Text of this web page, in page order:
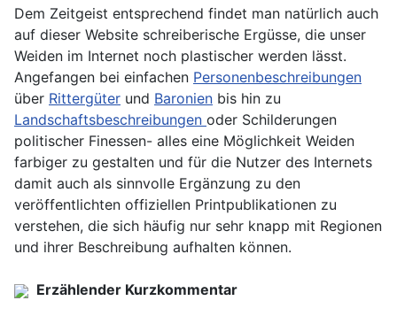
Dem Zeitgeist entsprechend findet man natürlich auch
auf dieser Website schreiberische Ergüsse, die unser
Weiden im Internet noch plastischer werden lässt.
Angefangen bei einfachen Personenbeschreibungen
über Rittergüter und Baronien bis hin zu
Landschaftsbeschreibungen oder Schilderungen
politischer Finessen- alles eine Möglichkeit Weiden
farbiger zu gestalten und für die Nutzer des Internets
damit auch als sinnvolle Ergänzung zu den
veröffentlichten offiziellen Printpublikationen zu
verstehen, die sich häufig nur sehr knapp mit Regionen
und ihrer Beschreibung aufhalten können.
Erzählender Kurzkommentar